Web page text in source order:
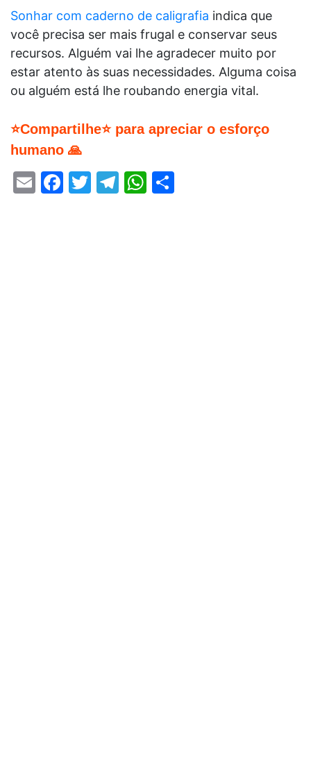
Sonhar com caderno de caligrafia indica que
você precisa ser mais frugal e conservar seus
recursos. Alguém vai lhe agradecer muito por
estar atento às suas necessidades. Alguma coisa
ou alguém está lhe roubando energia vital.
⭐Compartilhe⭐ para apreciar o esforço
humano 🙏
EmailFacebook
Twitter
Telegram
WhatsApp